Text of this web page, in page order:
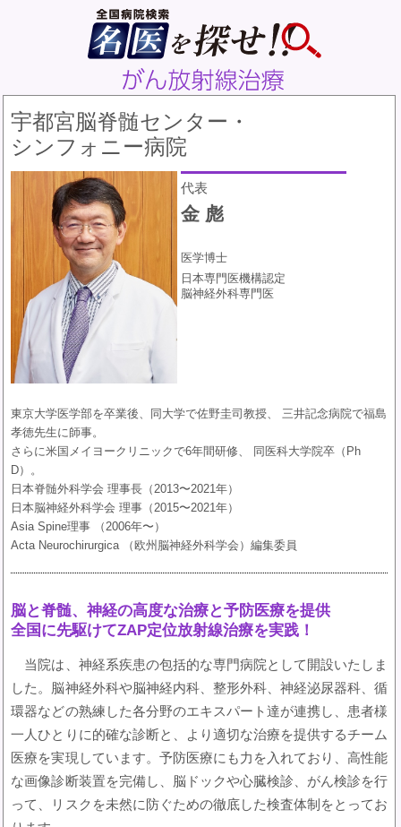
宇都宮脳脊髄センター・
シンフォニー病院
代表
金 彪
医学博士
日本専門医機構認定
脳神経外科専門医
東京大学医学部を卒業後、同大学で佐野圭司教授、 三井記念病院で福島
孝徳先生に師事。
さらに米国メイヨークリニックで6年間研修、 同医科大学院卒（Ph
D）。
日本脊髄外科学会 理事長（2013〜2021年）
日本脳神経外科学会 理事（2015〜2021年）
Asia Spine理事 （2006年〜）
Acta Neurochirurgica （欧州脳神経外科学会）編集委員
脳と脊髄、神経の高度な治療と予防医療を提供
全国に先駆けてZAP定位放射線治療を実践！
当院は、神経系疾患の包括的な専門病院として開設いたしま
した。脳神経外科や脳神経内科、整形外科、神経泌尿器科、循
環器などの熟練した各分野のエキスパート達が連携し、患者様
一人ひとりに的確な診断と、より適切な治療を提供するチーム
医療を実現しています。予防医療にも力を入れており、高性能
な画像診断装置を完備し、脳ドックや心臓検診、がん検診を行
って、リスクを未然に防ぐための徹底した検査体制をとってお